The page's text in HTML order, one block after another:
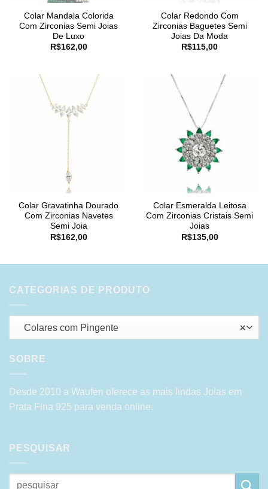
Colar Mandala Colorida
Com Zirconias Semi Joias
De Luxo
R$162,00
Colar Redondo Com
Zirconias Baguetes Semi
Joias Da Moda
R$115,00
Colar Gravatinha Dourado
Com Zirconias Navetes
Semi Joia
R$162,00
Colar Esmeralda Leitosa
Com Zirconias Cristais Semi
Joias
R$135,00
CATEGORIAS DE PRODUTO
×
Colares com Pingente
SOBRE
Desde 2010 a Waufen oferece as mais lindas Joias em
Prata Fina 925 para venda online.
PESQUISAR
Pesquisar